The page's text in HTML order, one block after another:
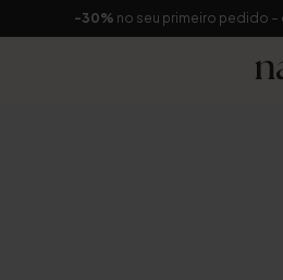
-30% no seu primeiro pedido